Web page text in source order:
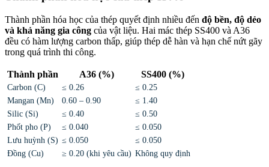
Thành phần hóa học của thép quyết định nhiều đến độ bền, độ dẻo
và khả năng gia công của vật liệu. Hai mác thép SS400 và A36
đều có hàm lượng carbon thấp, giúp thép dễ hàn và hạn chế nứt gãy
trong quá trình thi công.
Thành phần A36 (%) SS400 (%)
Carbon (C) ≤ 0.26
≤ 0.25
Mangan (Mn)
0.60 – 0.90
≤ 1.40
Silic (Si)
≤ 0.40
≤ 0.50
Phốt pho (P)
≤ 0.040
≤ 0.050
Lưu huỳnh (S) ≤ 0.050
≤ 0.050
Đồng (Cu)
≥ 0.20 (khi yêu cầu) Không quy định